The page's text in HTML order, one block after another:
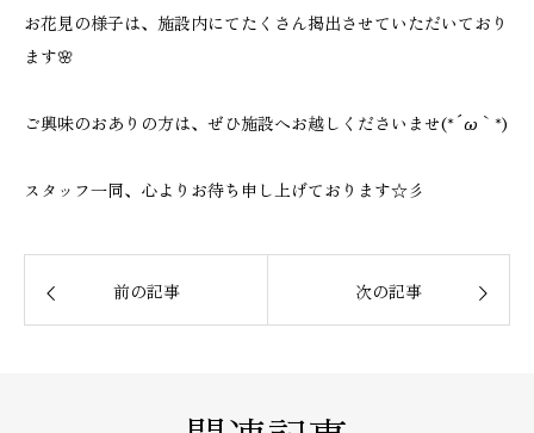
お花見の様子は、施設内にてたくさん掲出させていただいており
ます🌸
ご興味のおありの方は、ぜひ施設へお越しくださいませ(*´ω｀*)
スタッフ一同、心よりお待ち申し上げております☆彡
前の記事 次の記事